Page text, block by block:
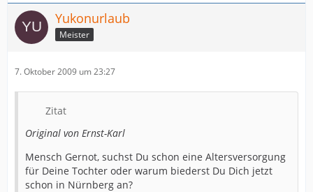
Yukonurlaub
Meister
7. Oktober 2009 um 23:27
Zitat
Original von Ernst-Karl
Mensch Gernot, suchst Du schon eine Altersversorgung
für Deine Tochter oder warum biederst Du Dich jetzt
schon in Nürnberg an?